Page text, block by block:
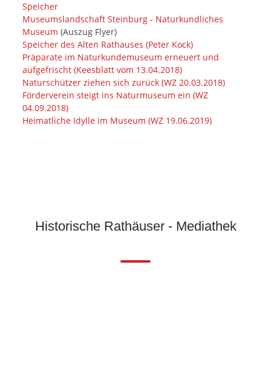
Speicher
Museumslandschaft Steinburg - Naturkundliches
Museum (Auszug Flyer)
Speicher des Alten Rathauses (Peter Kock)
Präparate im Naturkundemuseum erneuert und
aufgefrischt (Keesblatt vom 13.04.2018)
Naturschützer ziehen sich zurück (WZ 20.03.2018)
Förderverein steigt ins Naturmuseum ein (WZ
04.09.2018)
Heimatliche Idylle im Museum (WZ 19.06.2019)
Historische Rathäuser - Mediathek